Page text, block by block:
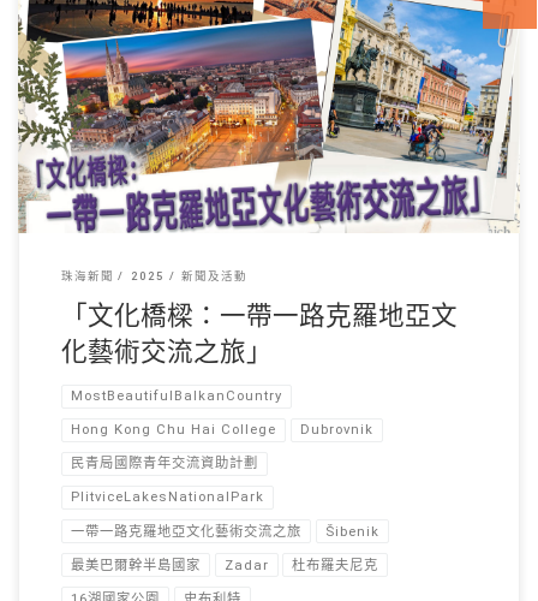
團員招募 *活動獲「 […]
珠海新聞 2025 新聞及活動
「文化橋樑：一帶一路克羅地亞文
化藝術交流之旅」
MostBeautifulBalkanCountry
Hong Kong Chu Hai College Dubrovnik
民青局國際青年交流資助計劃
PlitviceLakesNationalPark
一帶一路克羅地亞文化藝術交流之旅 Šibenik
最美巴爾幹半島國家 Zadar 杜布羅夫尼克